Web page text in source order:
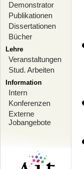
Demonstrator
Publikationen
Dissertationen
Bücher
Lehre
Veranstaltungen
Stud. Arbeiten
Information
Intern
Konferenzen
Externe
Jobangebote